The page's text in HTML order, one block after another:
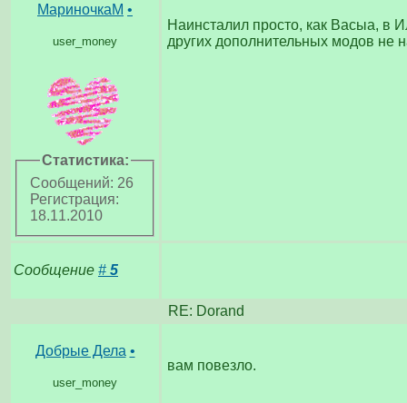
МариночкаМ •
user_money
Статистика:
Сообщений: 26
Регистрация:
18.11.2010
Наинсталил просто, как Васыа, в
других дополнительных модов не
Сообщение # 5
RE: Dorand
Добрые Дела •
user_money
вам повезло.